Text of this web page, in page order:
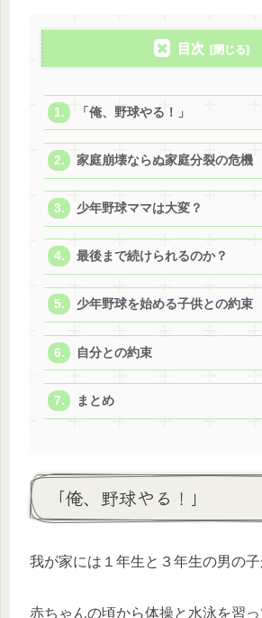
目次
「俺、野球やる！」
家庭崩壊ならぬ家庭分裂の危機
少年野球ママは大変？
最後まで続けられるのか？
少年野球を始める子供との約束
自分との約束
まとめ
「俺、野球やる！」
我が家には１年生と３年生の男の子
赤ちゃんの頃から体操と水泳を習っ